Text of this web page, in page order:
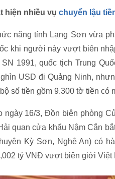
hiện nhiều vụ chuyển lậu
năng tỉnh Lạng Sơn vừa
khi người này vượt biên
SN 1991, quốc tịch Trung
USD đi Quảng Ninh,
số tiền gồm 9.300 tờ tiền có
ngày 16/3, Đồn biên phòng
quan cửa khẩu Nậm Cắn
Kỳ Sơn, Nghệ An) có
tỷ VNĐ vượt biên giới Việt